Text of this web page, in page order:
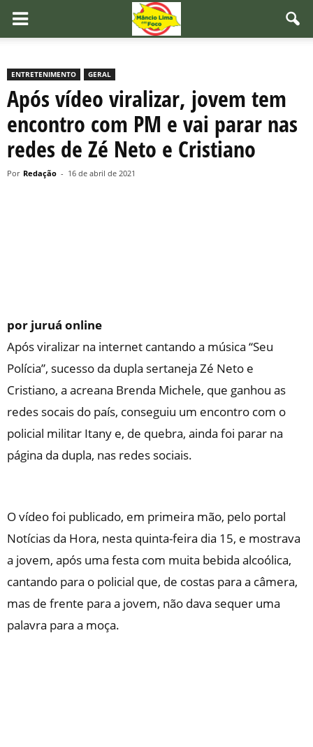
ENTRETENIMENTO GERAL
Após vídeo viralizar, jovem tem
encontro com PM e vai parar nas
redes de Zé Neto e Cristiano
Por Redação - 16 de abril de 2021
por juruá online
Após viralizar na internet cantando a música “Seu
Polícia”, sucesso da dupla sertaneja Zé Neto e
Cristiano, a acreana Brenda Michele, que ganhou as
redes socais do país, conseguiu um encontro com o
policial militar Itany e, de quebra, ainda foi parar na
página da dupla, nas redes sociais.
O vídeo foi publicado, em primeira mão, pelo portal
Notícias da Hora, nesta quinta-feira dia 15, e mostrava
a jovem, após uma festa com muita bebida alcoólica,
cantando para o policial que, de costas para a câmera,
mas de frente para a jovem, não dava sequer uma
palavra para a moça.